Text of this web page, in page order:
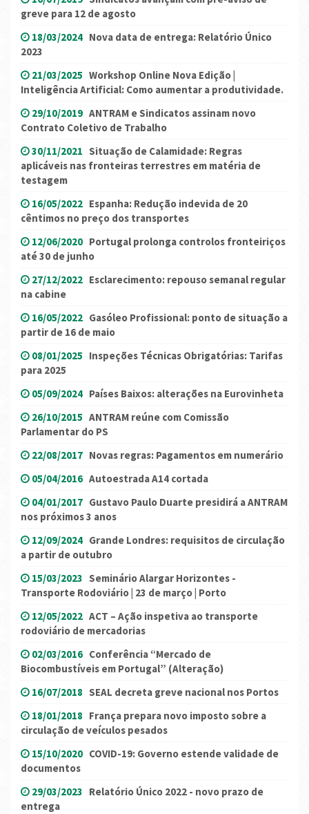
greve para 12 de agosto
18/03/2024 Nova data de entrega: Relatório Único
2023
21/03/2025 Workshop Online Nova Edição |
Inteligência Artificial: Como aumentar a produtividade.
29/10/2019 ANTRAM e Sindicatos assinam novo
Contrato Coletivo de Trabalho
30/11/2021 Situação de Calamidade: Regras
aplicáveis nas fronteiras terrestres em matéria de
testagem
16/05/2022 Espanha: Redução indevida de 20
cêntimos no preço dos transportes
12/06/2020 Portugal prolonga controlos fronteiriços
até 30 de junho
27/12/2022 Esclarecimento: repouso semanal regular
na cabine
16/05/2022 Gasóleo Profissional: ponto de situação a
partir de 16 de maio
08/01/2025 Inspeções Técnicas Obrigatórias: Tarifas
para 2025
05/09/2024 Países Baixos: alterações na Eurovinheta
26/10/2015 ANTRAM reúne com Comissão
Parlamentar do PS
22/08/2017 Novas regras: Pagamentos em numerário
05/04/2016 Autoestrada A14 cortada
04/01/2017 Gustavo Paulo Duarte presidirá a ANTRAM
nos próximos 3 anos
12/09/2024 Grande Londres: requisitos de circulação
a partir de outubro
15/03/2023 Seminário Alargar Horizontes -
Transporte Rodoviário | 23 de março | Porto
12/05/2022 ACT – Ação inspetiva ao transporte
rodoviário de mercadorias
02/03/2016 Conferência “Mercado de
Biocombustíveis em Portugal” (Alteração)
16/07/2018 SEAL decreta greve nacional nos Portos
18/01/2018 França prepara novo imposto sobre a
circulação de veículos pesados
15/10/2020 COVID-19: Governo estende validade de
documentos
29/03/2023 Relatório Único 2022 - novo prazo de
entrega